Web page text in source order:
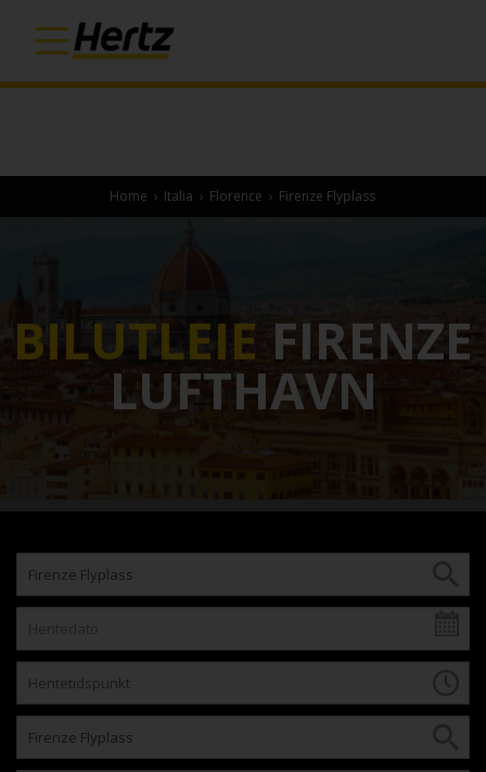
Home › Italia › Florence › Firenze Flyplass
BILUTLEIE FIRENZE
LUFTHAVN